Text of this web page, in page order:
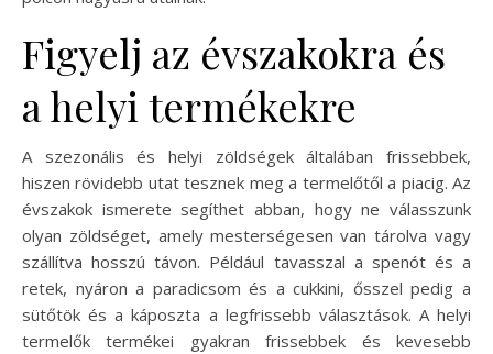
Figyelj az évszakokra és
a helyi termékekre
A szezonális és helyi zöldségek általában frissebbek,
hiszen rövidebb utat tesznek meg a termelőtől a piacig. Az
évszakok ismerete segíthet abban, hogy ne válasszunk
olyan zöldséget, amely mesterségesen van tárolva vagy
szállítva hosszú távon. Például tavasszal a spenót és a
retek, nyáron a paradicsom és a cukkini, ősszel pedig a
sütőtök és a káposzta a legfrissebb választások. A helyi
termelők termékei gyakran frissebbek és kevesebb